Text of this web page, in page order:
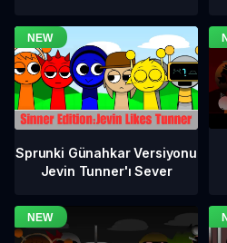
Sprunki Günahkar Versiyonu
Jevin Tunner'ı Sever